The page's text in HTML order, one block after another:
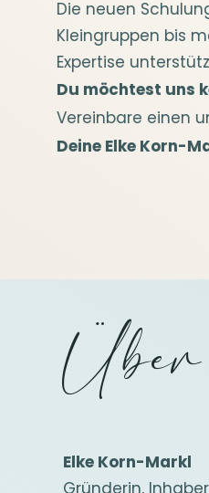
Die neuen
Kleingruppen bis
Expertise
Du möchtest uns
Vereinbare einen
Deine Elke Korn-
Elke Korn-Markl
Gründerin,